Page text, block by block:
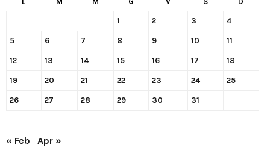
1 2 3 4
5 6 7 8 9 10 11
12 13 14 15 16 17 18
19 20 21 22 23 24 25
26 27 28 29 30 31
« Feb Apr »